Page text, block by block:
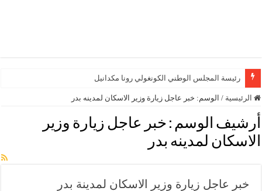
رئيسة المجلس الوطني الكونغولي رونا مكدانيل تدعو إلى
الرئيسية / الوسم: خبر عاجل زيارة وزير الاسكان لمدينه بدر
أرشيف الوسم : خبر عاجل زيارة وزير
الاسكان لمدينه بدر
خبر عاجل زيارة وزير الاسكان لمدينة بدر